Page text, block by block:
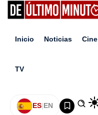
Inicio Noticias Cine
TV
ES|EN